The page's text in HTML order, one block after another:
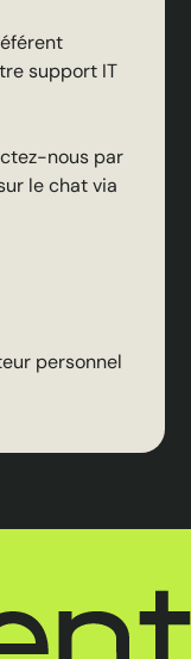
support IT
nous par
le chat via
personnel